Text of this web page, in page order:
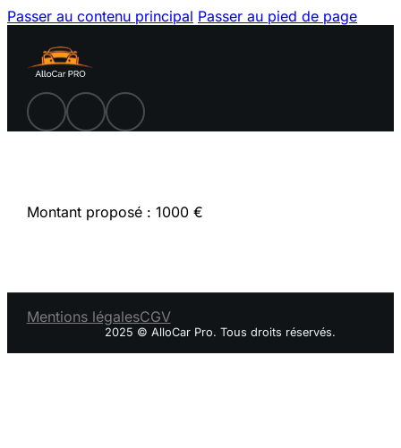
Passer au contenu principal Passer au pied de page
Montant proposé : 1000 €
Mentions légalesCGV
2025 © AlloCar Pro. Tous droits réservés.